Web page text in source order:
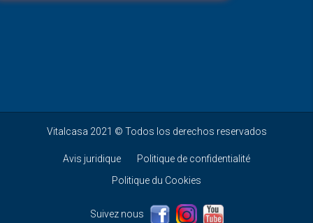
Vitalcasa 2021 © Todos los derechos reservados
Avis juridique
Politique de confidentialité
Politique du Cookies
Suivez nous